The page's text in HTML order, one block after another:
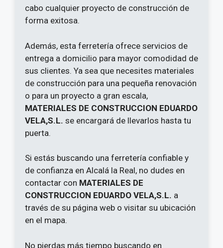
cabo cualquier proyecto de construcción de
forma exitosa.
Además, esta ferretería ofrece servicios de
entrega a domicilio para mayor comodidad de
sus clientes. Ya sea que necesites materiales
de construcción para una pequeña renovación
o para un proyecto a gran escala,
MATERIALES DE CONSTRUCCION EDUARDO
VELA,S.L. se encargará de llevarlos hasta tu
puerta.
Si estás buscando una ferretería confiable y
de confianza en Alcalá la Real, no dudes en
contactar con MATERIALES DE
CONSTRUCCION EDUARDO VELA,S.L. a
través de su página web o visitar su ubicación
en el mapa.
No pierdas más tiempo buscando en